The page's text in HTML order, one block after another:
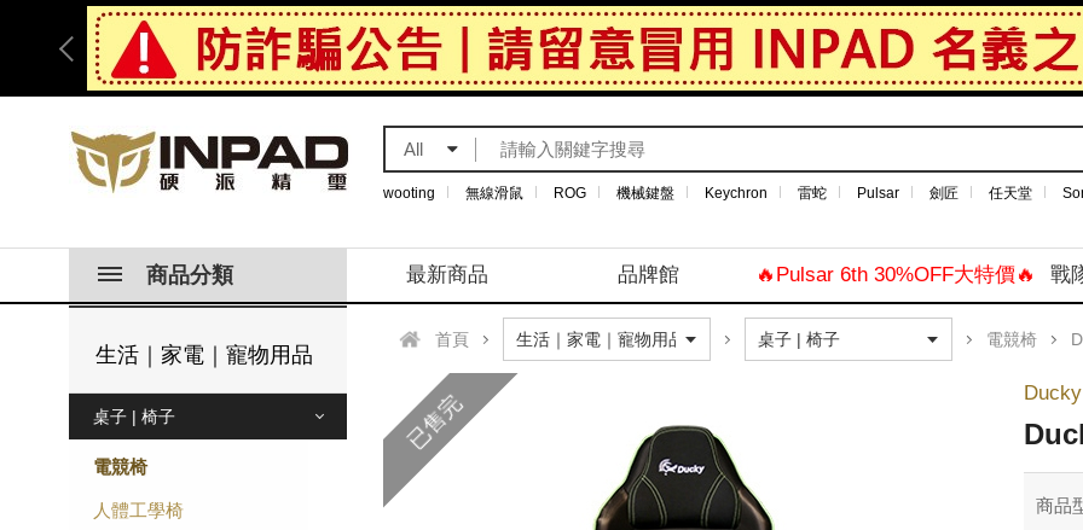
All
wooting 無線滑鼠 ROG 機械鍵盤 Keychron 雷蛇 Pulsar 劍匠 任天堂
商品分類 最新商品 品牌館 🔥Pulsar 6th 30%OFF大特價🔥 戰
生活｜家電｜寵物用品
桌子 | 椅子
電競椅
人體工學椅
首頁 電競椅
已售完 Ducky
商品